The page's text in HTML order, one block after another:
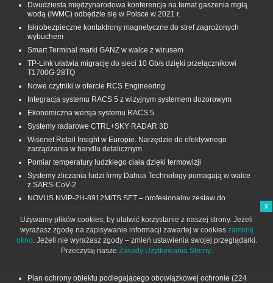
Dwudziesta międzynarodowa konferencja na temat gaszenia mgłą
wodą (IWMC) odbędzie się w Polsce w 2021 r.
Iskrobezpieczne kontaktrony magnetyczne do stref zagrożonych
wybuchem
Smart Terminal marki GANZ w walce z wirusem
TP-Link ułatwia migrację do sieci 10 Gb/s dzięki przełącznikowi
T1700G‑28TQ
Nowe czytniki w ofercie RCS Engineering
Integracja systemu RACS 5 z wizyjnym systemem dozorowym
Ekonomiczna wersja systemu RACS 5
Systemy radarowe CTRL+SKY RADAR 3D
Wisenet Retail Insight w Europie. Narzędzie do efektywnego
zarządzania w handlu detalicznym
Pomiar temperatury ludzkiego ciała dzięki termowizji
Systemy zliczania ludzi firmy Dahua Technology pomagają w walce
z SARS-CoV-2
NOVUS NVIP-2H-8912M/TS SET – profesjonalny zestaw do
Konferencja Axis Talk 2020 już 25 czerwca
NAJCZĘŚCIEJ CZYTANE
Plan ochrony obiektu podlegającego obowiązkowej ochronie (224
x
Używamy plików cookies, by ułatwić korzystanie z naszej strony. Jeżeli
wyrażasz zgodę na zapisywanie informacji zawartej w cookies zamknij
okno. Jeżeli nie wyrażasz zgody – zmień ustawienia swojej przeglądarki.
Przeczytaj nasze Zasady Użytkowania Strony.